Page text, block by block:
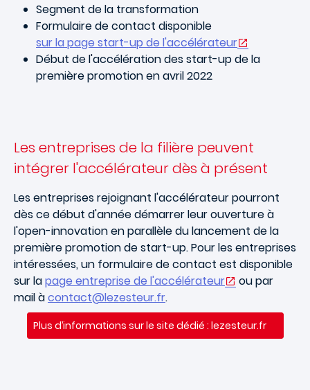
Segment de la transformation
Formulaire de contact disponible
sur la page start-up de l'accélérateur
Début de l'accélération des start-up de la
première promotion en avril 2022
Les entreprises de la filière peuvent
intégrer l'accélérateur dès à présent
Les entreprises rejoignant l'accélérateur pourront
dès ce début d'année démarrer leur ouverture à
l'open-innovation en parallèle du lancement de la
première promotion de start-up. Pour les entreprises
intéressées, un formulaire de contact est disponible
sur lapage entreprise de l'accélérateur
ou par
mail àcontact@lezesteur.fr.
Plus d’informations sur le site dédié : lezesteur.fr